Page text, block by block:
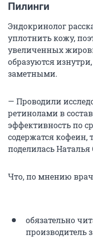
Пилинги
Эндокринолог
уплотнить кожу,
увеличенных
образуются
заметными.
— Проводили
ретинолами в
эффективность по
содержатся кофеин,
поделилась Наталья
Что, по мнению
обязательно
производитель